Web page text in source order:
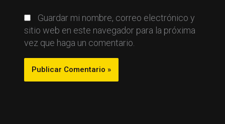
Guardar mi nombre, correo electrónico y
sitio web en este navegador para la próxima
vez que haga un comentario.